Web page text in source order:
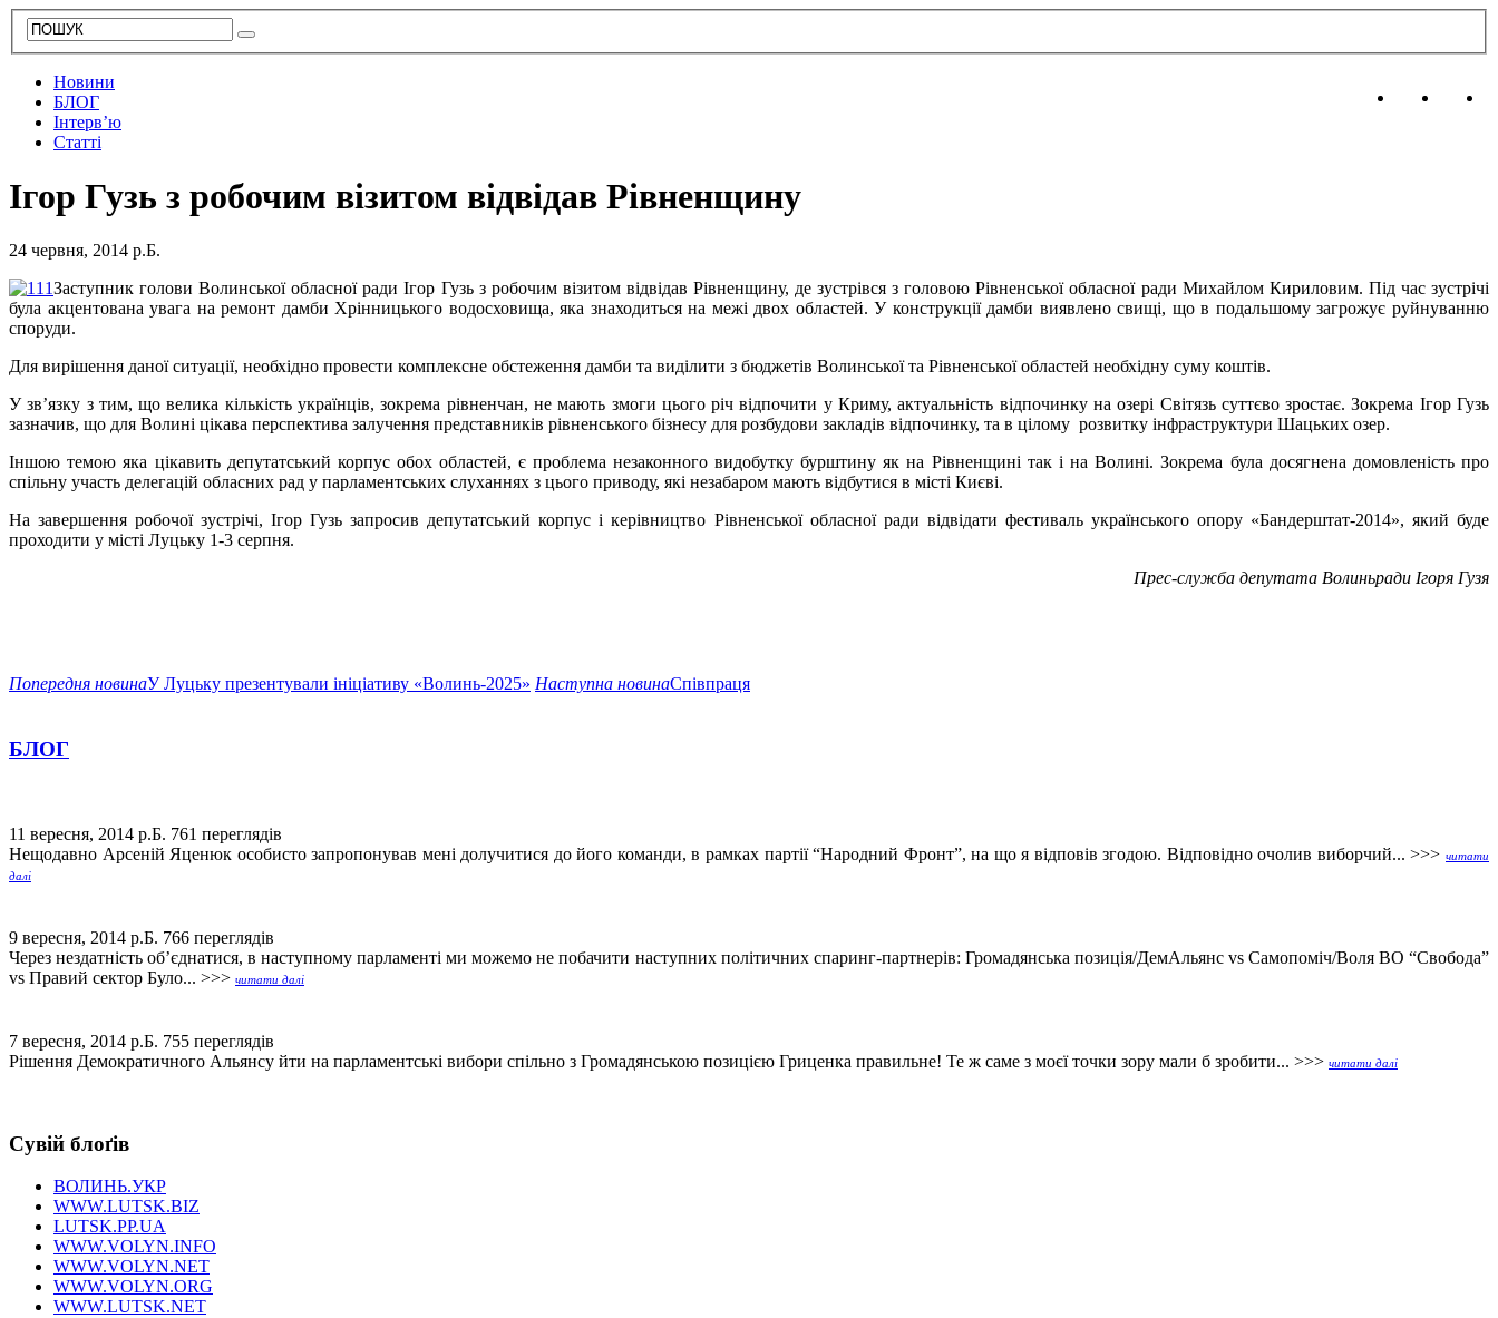
Новини
БЛОГ
Інтерв’ю
Статті
Ігор Гузь з робочим візитом відвідав Рівненщину
24 червня, 2014 р.Б.
Заступник голови Волинської обласної ради Ігор Гузь з робочим візитом відвідав Рівненщину, де зустрівся з головою Рівненської обласної ради Михайлом Кириловим. Під час зустрічі
була акцентована увага на ремонт дамби Хрінницького водосховища, яка знаходиться на межі двох областей. У конструкції дамби виявлено свищі, що в подальшому загрожує руйнуванню
споруди.
Для вирішення даної ситуації, необхідно провести комплексне обстеження дамби та виділити з бюджетів Волинської та Рівненської областей необхідну суму коштів.
У зв’язку з тим, що велика кількість українців, зокрема рівненчан, не мають змоги цього річ відпочити у Криму, актуальність відпочинку на озері Світязь суттєво зростає. Зокрема Ігор Гузь
зазначив, що для Волині цікава перспектива залучення представників рівненського бізнесу для розбудови закладів відпочинку, та в цілому розвитку інфраструктури Шацьких озер.
Іншою темою яка цікавить депутатський корпус обох областей, є проблема незаконного видобутку бурштину як на Рівненщині так і на Волині. Зокрема була досягнена домовленість про
спільну участь делегацій обласних рад у парламентських слуханнях з цього приводу, які незабаром мають відбутися в місті Києві.
На завершення робочої зустрічі, Ігор Гузь запросив депутатський корпус і керівництво Рівненської обласної ради відвідати фестиваль українського опору «Бандерштат-2014», який буде
проходити у місті Луцьку 1-3 серпня.
Прес-служба депутата Волиньради Ігоря Гузя
Попередня новинаУ Луцьку презентували ініціативу «Волинь-2025» Наступна новинаСпівпраця
БЛОГ
11 вересня, 2014 р.Б. 761 переглядів
Нещодавно Арсеній Яценюк особисто запропонував мені долучитися до його команди, в рамках партії “Народний Фронт”, на що я відповів згодою. Відповідно очолив виборчий... >>> читати
далі
9 вересня, 2014 р.Б. 766 переглядів
Через нездатність об’єднатися, в наступному парламенті ми можемо не побачити наступних політичних спаринг-партнерів: Громадянська позиція/ДемАльянс vs Самопоміч/Воля ВО “Свобода”
vs Правий сектор Було... >>> читати далі
7 вересня, 2014 р.Б. 755 переглядів
Рішення Демократичного Альянсу йти на парламентські вибори спільно з Громадянською позицією Гриценка правильне! Те ж саме з моєї точки зору мали б зробити... >>> читати далі
Сувій блоґів
ВОЛИНЬ.УКР
WWW.LUTSK.BIZ
LUTSK.PP.UA
WWW.VOLYN.INFO
WWW.VOLYN.NET
WWW.VOLYN.ORG
WWW.LUTSK.NET